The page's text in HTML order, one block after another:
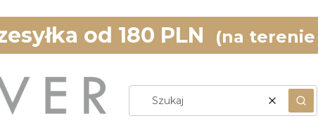
od 180 PLN (na
Wyczyść